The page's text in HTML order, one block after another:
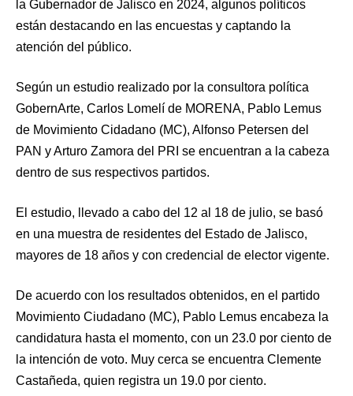
la Gubernador de Jalisco en 2024, algunos políticos
están destacando en las encuestas y captando la
atención del público.
Según un estudio realizado por la consultora política
GobernArte, Carlos Lomelí de MORENA, Pablo Lemus
de Movimiento Cidadano (MC), Alfonso Petersen del
PAN y Arturo Zamora del PRI se encuentran a la cabeza
dentro de sus respectivos partidos.
El estudio, llevado a cabo del 12 al 18 de julio, se basó
en una muestra de residentes del Estado de Jalisco,
mayores de 18 años y con credencial de elector vigente.
De acuerdo con los resultados obtenidos, en el partido
Movimiento Ciudadano (MC), Pablo Lemus encabeza la
candidatura hasta el momento, con un 23.0 por ciento de
la intención de voto. Muy cerca se encuentra Clemente
Castañeda, quien registra un 19.0 por ciento.